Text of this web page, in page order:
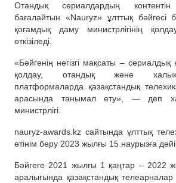
Отандық сериалдардың
бағалайтын «Nauryz» ұлттық бәйгесі
қоғамдық даму министрлігінің
өткізіледі.
«Бәйгенің негізгі мақсаты – сериалдық
қолдау, отандық және
платформаларда қазақстандық
арасында танымал ету», — деп
министрлігі.
nauryz-awards.kz сайтында ұлттық
өтінім беру 2023 жылғы 15 наурызға
Бәйгеге 2021 жылғы 1 қаңтар – 2022
аралығында қазақстандық